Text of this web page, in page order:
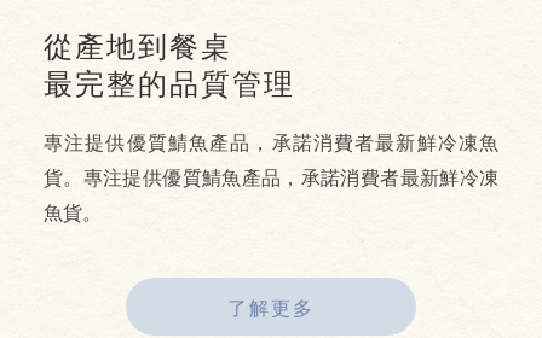
從產地到餐桌
最完整的品質管理
專注提供優質鯖魚產品，承諾消費者最新鮮冷凍魚
貨。專注提供優質鯖魚產品，承諾消費者最新鮮冷凍
魚貨。
了解更多